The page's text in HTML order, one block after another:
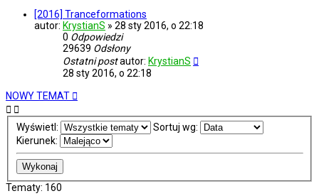
[2016] Tranceformations
autor: KrystianS » 28 sty 2016, o 22:18
0 Odpowiedzi
29639 Odsłony
Ostatni postautor: KrystianS
28 sty 2016, o 22:18
NOWY TEMAT
Wyświetl:
Sortuj wg:
Kierunek:
Tematy: 160